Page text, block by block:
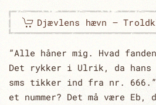
Djævlens hævn –
”Alle håner mig. Hvad
Det rykker i Ulrik, da hans
sms tikker ind fra nr.
et nummer? Det må være Eb,